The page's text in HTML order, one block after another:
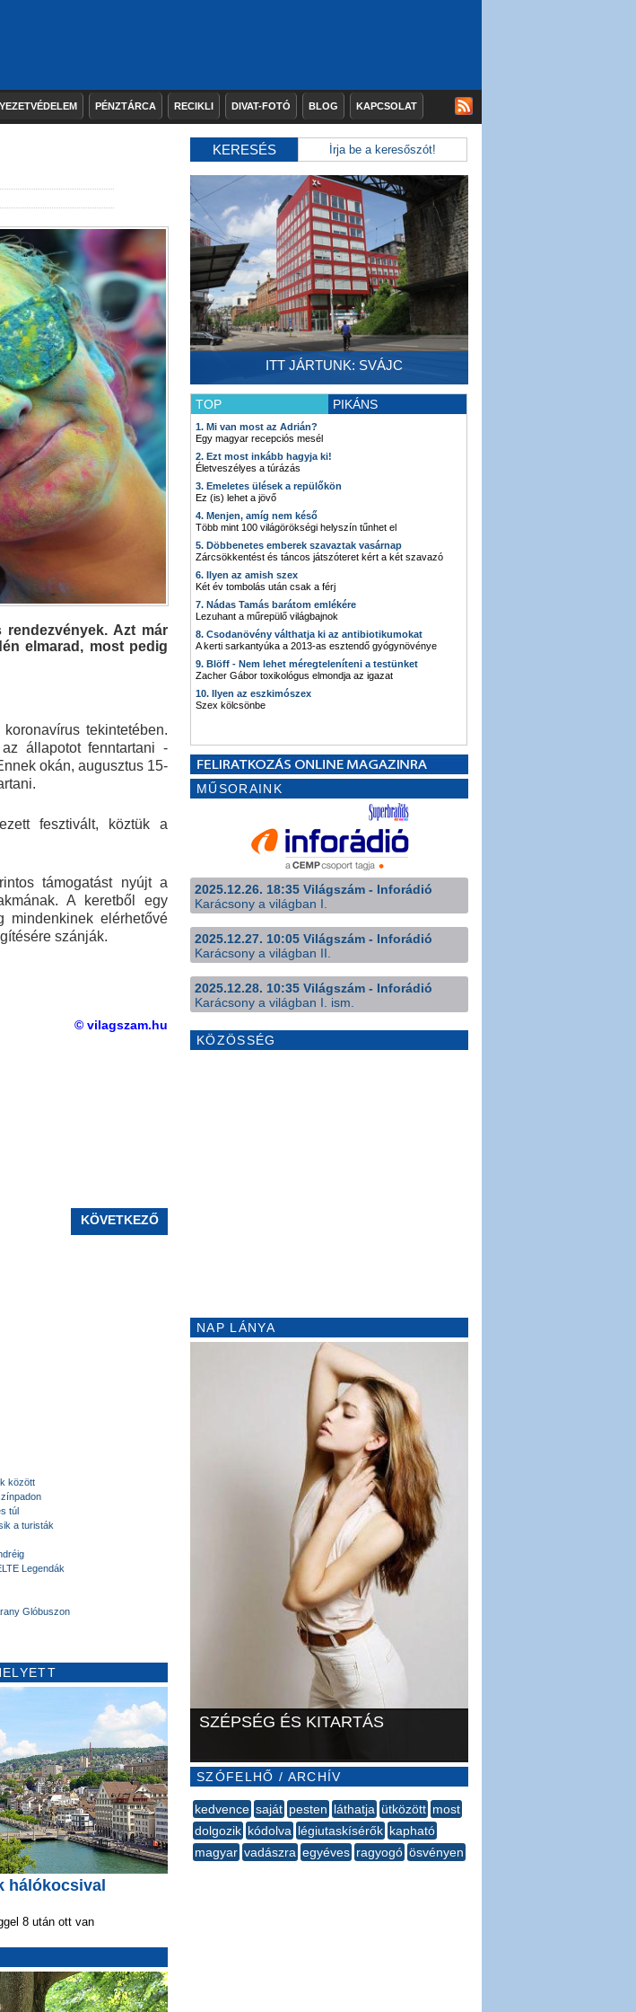
PÉNZTÁRCA RECIKLI DIVAT-FOTÓ BLOG KAPCSOLAT
Azt már
elmarad, most pedig
tekintetében.
állapotot fenntartani -
okán, augusztus 15-
fesztivált, köztük a
támogatást nyújt a
A keretből egy
mindenkinek elérhetővé
szánják.
© vilagszam.hu
KÖVETKEZŐ
között
túl
a turisták
Legendák
Glóbuszon
hálókocsival
8 után ott van
KERESÉS
ITT JÁRTUNK: SVÁJC
TOP PIKÁNS
1. Mi van most az Adrián?
Egy magyar recepciós mesél
2. Ezt most inkább hagyja ki!
Életveszélyes a túrázás
3. Emeletes ülések a repülőkön
Ez (is) lehet a jövő
4. Menjen, amíg nem késő
Több mint 100 világörökségi helyszín tűnhet el
5. Döbbenetes emberek szavaztak vasárnap
Zárcsökkentést és táncos játszóteret kért a két szavazó
6. Ilyen az amish szex
Két év tombolás után csak a férj
7. Nádas Tamás barátom emlékére
Lezuhant a műrepülő világbajnok
8. Csodanövény válthatja ki az antibiotikumokat
A kerti sarkantyúka a 2013-as esztendő gyógynövénye
9. Blöff - Nem lehet méregteleníteni a testünket
Zacher Gábor toxikológus elmondja az igazat
10. Ilyen az eszkimószex
Szex kölcsönbe
MŰSORAINK
2025.12.26. 18:35 Világszám - Inforádió
Karácsony a világban I.
2025.12.27. 10:05 Világszám - Inforádió
Karácsony a világban II.
2025.12.28. 10:35 Világszám - Inforádió
Karácsony a világban I. ism.
KÖZÖSSÉG
NAP LÁNYA
SZÉPSÉG ÉS KITARTÁS
SZÓFELHŐ / ARCHÍV
kedvence saját pesten láthatja ütközött most
dolgozik kódolva légiutaskísérők kapható
magyar vadászra egyéves ragyogó ösvényen